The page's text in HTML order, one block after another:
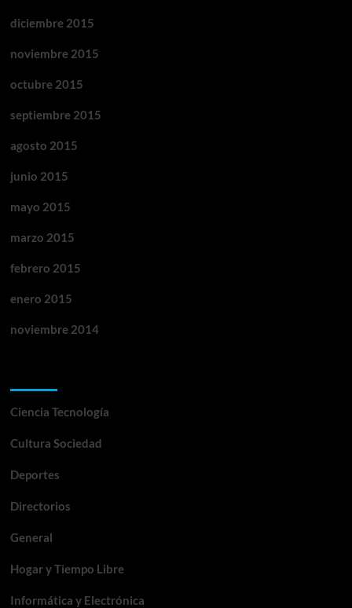
diciembre 2015
noviembre 2015
octubre 2015
septiembre 2015
agosto 2015
junio 2015
mayo 2015
marzo 2015
febrero 2015
enero 2015
noviembre 2014
Ciencia Tecnología
Cultura Sociedad
Deportes
Directorios
General
Hogar y Tiempo Libre
Informática y Electrónica